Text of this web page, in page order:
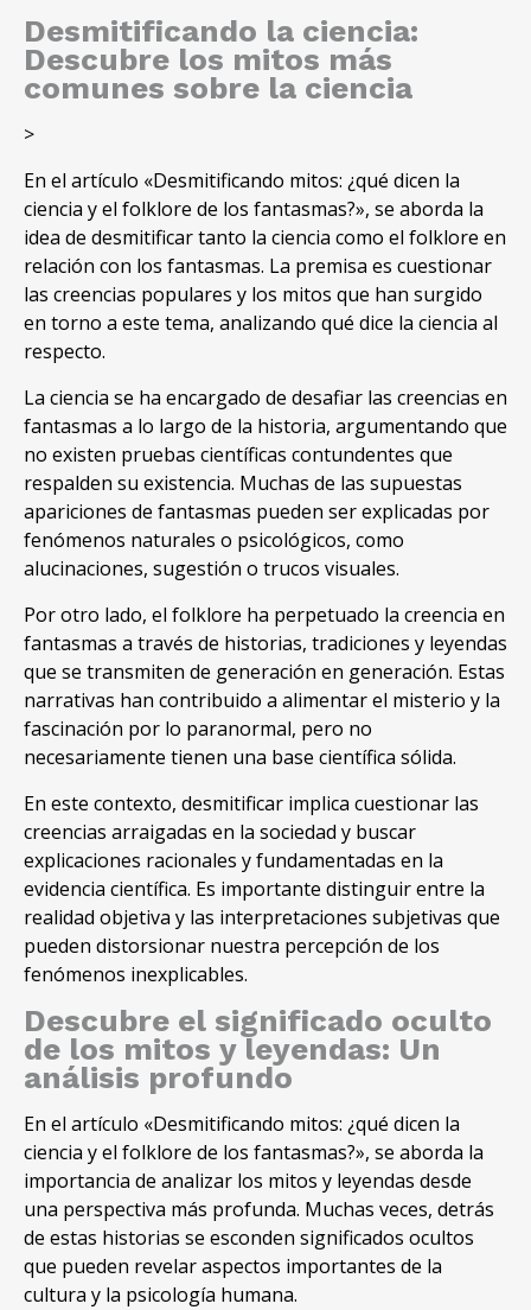
Desmitificando la ciencia:
Descubre los mitos más
comunes sobre la ciencia
>
En el artículo «Desmitificando mitos: ¿qué dicen la
ciencia y el folklore de los fantasmas?», se aborda la
idea de desmitificar tanto la ciencia como el folklore en
relación con los fantasmas. La premisa es cuestionar
las creencias populares y los mitos que han surgido
en torno a este tema, analizando qué dice la ciencia al
respecto.
La ciencia se ha encargado de desafiar las creencias en
fantasmas a lo largo de la historia, argumentando que
no existen pruebas científicas contundentes que
respalden su existencia. Muchas de las supuestas
apariciones de fantasmas pueden ser explicadas por
fenómenos naturales o psicológicos, como
alucinaciones, sugestión o trucos visuales.
Por otro lado, el folklore ha perpetuado la creencia en
fantasmas a través de historias, tradiciones y leyendas
que se transmiten de generación en generación. Estas
narrativas han contribuido a alimentar el misterio y la
fascinación por lo paranormal, pero no
necesariamente tienen una base científica sólida.
En este contexto, desmitificar implica cuestionar las
creencias arraigadas en la sociedad y buscar
explicaciones racionales y fundamentadas en la
evidencia científica. Es importante distinguir entre la
realidad objetiva y las interpretaciones subjetivas que
pueden distorsionar nuestra percepción de los
fenómenos inexplicables.
Descubre el significado oculto
de los mitos y leyendas: Un
análisis profundo
En el artículo «Desmitificando mitos: ¿qué dicen la
ciencia y el folklore de los fantasmas?», se aborda la
importancia de analizar los mitos y leyendas desde
una perspectiva más profunda. Muchas veces, detrás
de estas historias se esconden significados ocultos
que pueden revelar aspectos importantes de la
cultura y la psicología humana.